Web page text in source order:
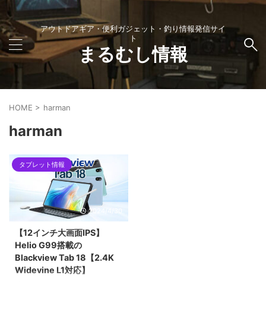
アウトドアギア・便利ガジェット・釣り情報発信サイ
ト
まるむし情報
HOME > harman
harman
タブレット情報
2024/4/30
【12インチ大画面IPS】
Helio G99搭載の
Blackview Tab 18【2.4K
Widevine L1対応】